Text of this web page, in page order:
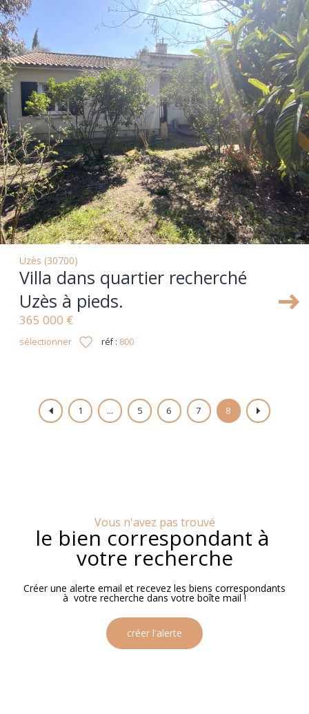
Uzès (30700)
Villa dans quartier recherché
Uzès à pieds.
365 000 €
sélectionner réf : 800
1 ... 5 6 7 8
Vous n'avez pas trouvé
le bien correspondant à
votre recherche
Créer une alerte email et recevez les biens correspondants
à votre recherche dans votre boîte mail !
créer l'alerte